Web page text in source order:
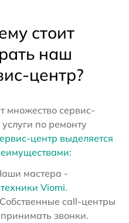
стоит
наш
центр?
множество сервис-
по ремонту
центр выделяется
мастера -
Viomi.
call-центры
звонки.